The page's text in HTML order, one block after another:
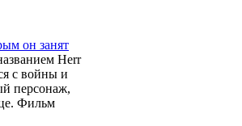
он занят
Herr
с войны и
персонаж,
Фильм